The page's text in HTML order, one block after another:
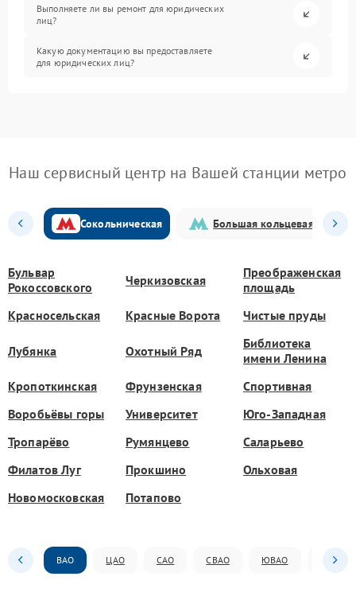
Выполняете ли вы ремонт для юридических
лиц?
Какую документацию вы предоставляете
для юридических лиц?
Наш сервисный центр на Вашей станции метро
Сокольническая Большая кольцевая
Бульвар
Рокоссовского
Черкизовская
Преображенская
площадь
Красносельская
Красные Ворота Чистые пруды
Лубянка Охотный Ряд
Библиотека
имени Ленина
Кропоткинская
Фрунзенская
Спортивная
Воробьёвы горы
Университет
Юго-Западная
Тропарёво
Румянцево
Саларьево
Филатов Луг
Прокшино
Ольховая
Новомосковская
Потапово
ВАО ЦАО САО СВАО ЮВАО ЮАО